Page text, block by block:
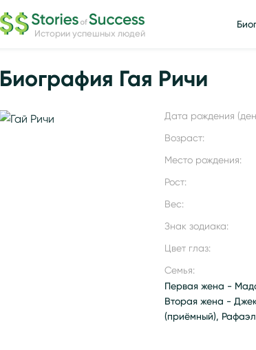
Истории успешных людей
Биография Гая Ричи
Дата рождения
Возраст:
Место рождения:
Рост:
Вес:
Знак зодиака:
Цвет глаз:
Семья:
Первая жена -
Вторая жена -
(приёмный),